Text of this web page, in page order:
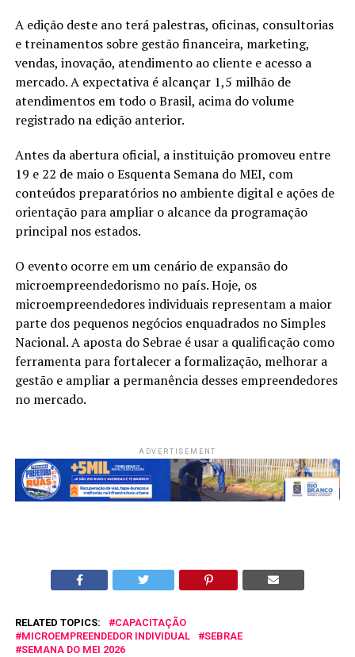
A edição deste ano terá palestras, oficinas, consultorias
e treinamentos sobre gestão financeira, marketing,
vendas, inovação, atendimento ao cliente e acesso a
mercado. A expectativa é alcançar 1,5 milhão de
atendimentos em todo o Brasil, acima do volume
registrado na edição anterior.
Antes da abertura oficial, a instituição promoveu entre
19 e 22 de maio o Esquenta Semana do MEI, com
conteúdos preparatórios no ambiente digital e ações de
orientação para ampliar o alcance da programação
principal nos estados.
O evento ocorre em um cenário de expansão do
microempreendedorismo no país. Hoje, os
microempreendedores individuais representam a maior
parte dos pequenos negócios enquadrados no Simples
Nacional. A aposta do Sebrae é usar a qualificação como
ferramenta para fortalecer a formalização, melhorar a
gestão e ampliar a permanência desses empreendedores
no mercado.
ADVERTISEMENT
RELATED TOPICS:
CAPACITAÇÃO
MICROEMPREENDEDOR INDIVIDUAL
SEBRAE
SEMANA DO MEI 2026